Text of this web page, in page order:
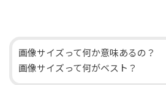
画像サイズって何か意味あるの？
画像サイズって何がベスト？